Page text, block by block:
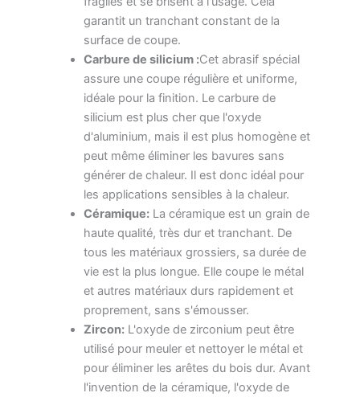
garantit un tranchant constant de la
surface de coupe.
Carbure de silicium :Cet abrasif spécial
assure une coupe régulière et uniforme,
idéale pour la finition. Le carbure de
silicium est plus cher que l'oxyde
d'aluminium, mais il est plus homogène et
peut même éliminer les bavures sans
générer de chaleur. Il est donc idéal pour
les applications sensibles à la chaleur.
Céramique:La céramique est un grain de
haute qualité, très dur et tranchant. De
tous les matériaux grossiers, sa durée de
vie est la plus longue. Elle coupe le métal
et autres matériaux durs rapidement et
proprement, sans s'émousser.
Zircon:L'oxyde de zirconium peut être
utilisé pour meuler et nettoyer le métal et
pour éliminer les arêtes du bois dur. Avant
l'invention de la céramique, l'oxyde de